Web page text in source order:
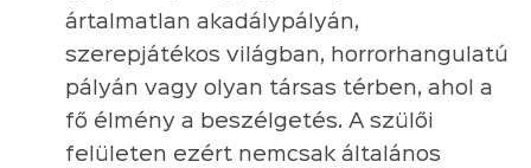
ártalmatlan akadálypályán,
szerepjátékos világban, horrorhangulatú
pályán vagy olyan társas térben, ahol a
fő élmény a beszélgetés. A szülői
felületen ezért nemcsak általános